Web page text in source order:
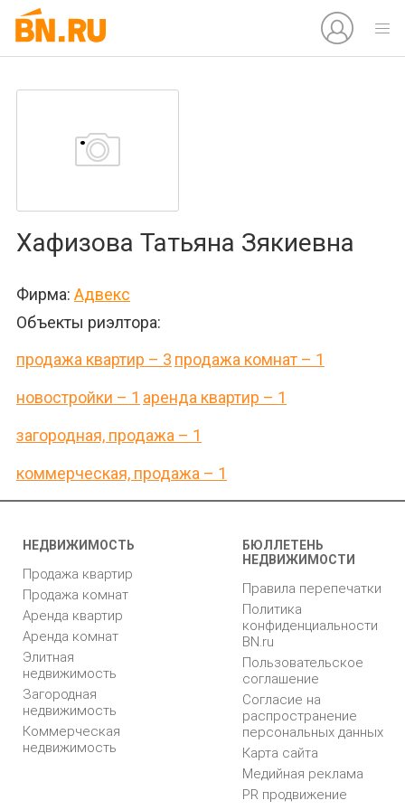
Хафизова Татьяна Зякиевна
Фирма: Адвекс
Объекты риэлтора:
продажа квартир – 3 продажа комнат – 1
новостройки – 1 аренда квартир – 1
загородная, продажа – 1
коммерческая, продажа – 1
НЕДВИЖИМОСТЬ
Продажа квартир
Продажа комнат
Аренда квартир
Аренда комнат
Элитная
недвижимость
Загородная
недвижимость
Коммерческая
недвижимость
БЮЛЛЕТЕНЬ
НЕДВИЖИМОСТИ
Правила перепечатки
Политика
конфиденциальности
BN.ru
Пользовательское
соглашение
Согласие на
распространение
персональных данных
Карта сайта
Медийная реклама
PR продвижение